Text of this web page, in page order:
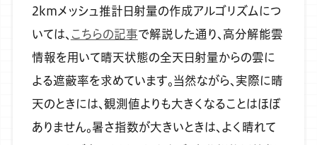
2kmメッシュ推計日射量の作成アルゴリズムにつ
いては、 こちらの記事で解説した通り、高分解能雲
情報を用いて晴天状態の全天日射量からの雲に
よる遮蔽率を求めています。当然ながら、実際に晴
天のときには、観測値よりも大きくなることはほぼ
ありません。暑さ指数が大きいときは、よく晴れて